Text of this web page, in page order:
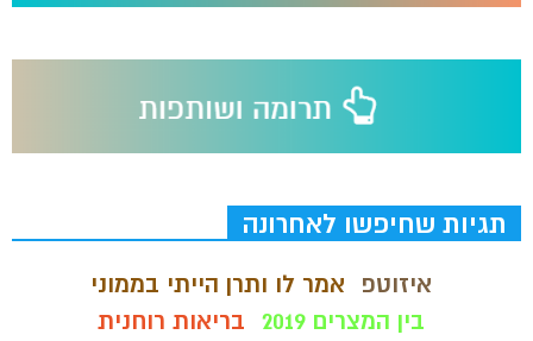
תגיות שחיפשו לאחרונה
איזוטפ
אמר לו ותרן הייתי בממוני
בין המצרים 2019
בריאות רוחנית